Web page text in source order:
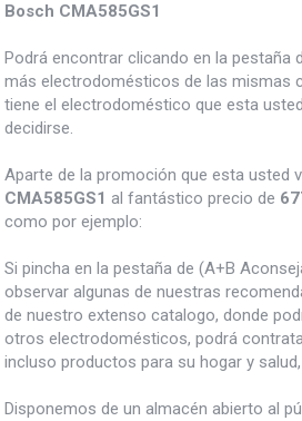
Bosch CMA585GS1
Podrá encontrar clicando en la pestaña
más electrodomésticos de las mismas
tiene el electrodoméstico que esta
decidirse.
Aparte de la promoción que esta usted
CMA585GS1 al fantástico precio de
como por ejemplo:
Si pincha en la pestaña de (A+B
observar algunas de nuestras
de nuestro extenso catalogo, donde
otros electrodomésticos, podrá
incluso productos para su hogar y salud,
Disponemos de un almacén abierto al